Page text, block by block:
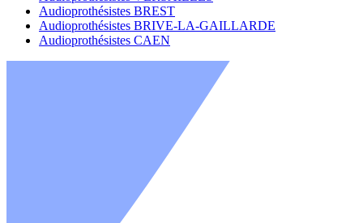
Audioprothésistes BREST
Audioprothésistes BRIVE-LA-GAILLARDE
Audioprothésistes CAEN